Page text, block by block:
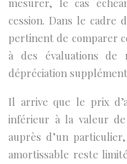
mesurer, le cas
cession. Dans le cadre
pertinent de comparer
à des évaluations de
dépréciation
Il arrive que le prix
inférieur à la valeur
auprès d’un
amortissable reste